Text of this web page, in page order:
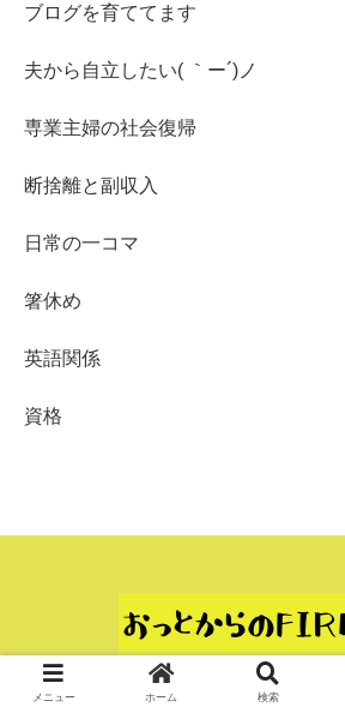
ブログを育ててます
夫から自立したい( ｀ー´)ノ
専業主婦の社会復帰
断捨離と副収入
日常の一コマ
箸休め
英語関係
資格
© 2023 夫からのFIRE.
メニュー ホーム 検索